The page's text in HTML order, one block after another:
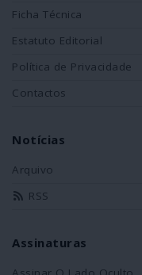
Ficha Técnica
Estatuto Editorial
Política de Privacidade
Contactos
Notícias
Arquivo
RSS
Assinaturas